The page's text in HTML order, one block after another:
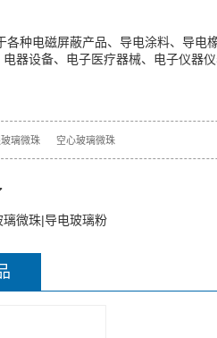
各种电磁屏蔽产品、导电涂料、导电
器设备、电子医疗器械、电子仪器
璃微珠 空心玻璃微珠
璃微珠|导电玻璃粉